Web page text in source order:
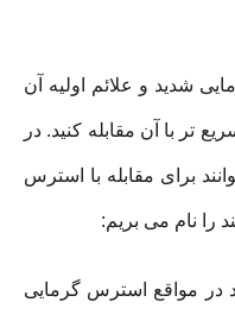
شدید و علائم اولیه آن
تر با آن مقابله کنید. در
برای مقابله با استرس
را نام می بریم:
در مواقع استرس گرمایی